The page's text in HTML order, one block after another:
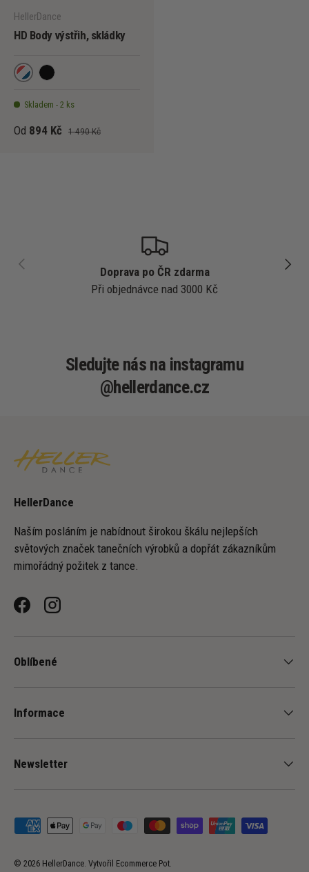
HellerDance
HD Body výstřih, skládky
Květiny
Skladem - 2 ks
Od 894 Kč 1 490 Kč
PŘEDCHOZÍ DALŠÍ
Doprava po ČR zdarma
Při objednávce nad 3000 Kč
Sledujte nás na instagramu
@hellerdance.cz
HellerDance
Naším posláním je nabídnout širokou škálu nejlepších
světových značek tanečních výrobků a dopřát zákazníkům
mimořádný požitek z tance.
FacebookInstagram
Oblíbené
Informace
Newsletter
Přijímané platební metody
© 2026 HellerDance Vytvořil Ecommerce Pot